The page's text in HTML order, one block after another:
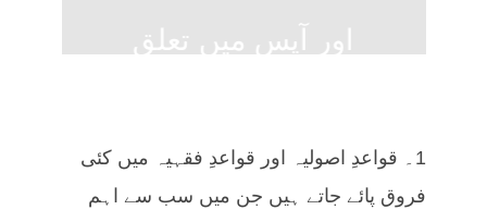
اور آپس میں تعلق
1۔ قواعدِ اصولیہ اور قواعدِ فقہیہ میں کئی
فروق پائے جاتے ہیں جن میں سب سے اہم